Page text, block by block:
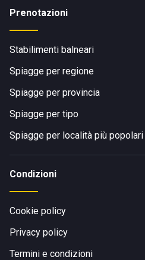
Prenotazioni
Stabilimenti balneari
Spiagge per regione
Spiagge per provincia
Spiagge per tipo
Spiagge per località più popolari
Condizioni
Cookie policy
Privacy policy
Termini e condizioni